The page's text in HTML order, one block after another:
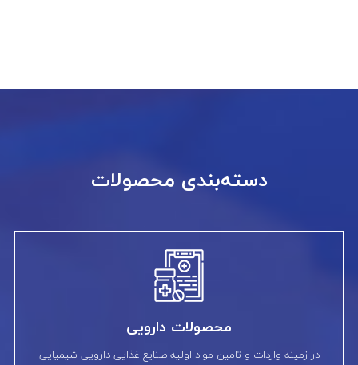
دسته‌بندی محصولات
محصولات دارویی
در زمینه واردات و تامین مواد اولیه صنایع غذایی دارویی شیمیایی